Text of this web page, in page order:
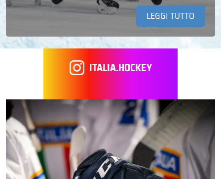
LEGGI TUTTO
ITALIA.HOCKEY